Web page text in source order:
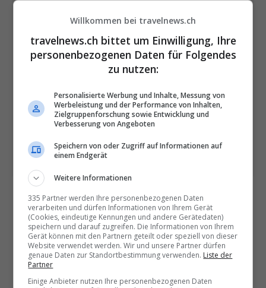
VERFEINERN
Willkommen bei travelnews.ch
travelnews.ch bittet um Einwilligung, Ihre
personenbezogenen Daten für Folgendes
zu nutzen:
Personalisierte Werbung und Inhalte, Messung von
Werbeleistung und der Performance von Inhalten,
Zielgruppenforschung sowie Entwicklung und
Verbesserung von Angeboten
Speichern von oder Zugriff auf Informationen auf
einem Endgerät
Weitere Informationen
335 Partner werden Ihre personenbezogenen Daten
verarbeiten und dürfen Informationen von Ihrem Gerät
(Cookies, eindeutige Kennungen und andere Gerätedaten)
speichern und darauf zugreifen. Die Informationen von Ihrem
Gerät können mit den Partnern geteilt oder speziell von dieser
Website verwendet werden. Wir und unsere Partner dürfen
genaue Daten zur Standortbestimmung verwenden. Liste der
Partner
Einige Anbieter nutzen Ihre personenbezogenen Daten